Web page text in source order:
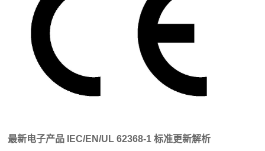
最新电子产品 IEC/EN/UL 62368-1 标准更新解析